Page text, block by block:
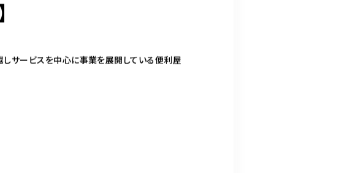
サービスを中心に事業を展開している便利屋